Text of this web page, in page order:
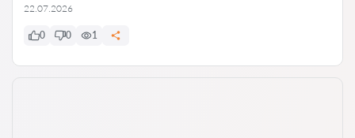
22.07.2026
0 0 1